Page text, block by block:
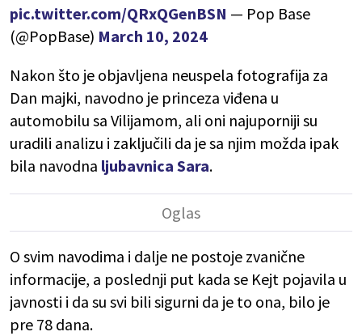
pic.twitter.com/QRxQGenBSN — Pop Base
(@PopBase) March 10, 2024
Nakon što je objavljena neuspela fotografija za
Dan majki, navodno je princeza viđena u
automobilu sa Vilijamom, ali oni najuporniji su
uradili analizu i zaključili da je sa njim možda ipak
bila navodna ljubavnica Sara.
O svim navodima i dalje ne postoje zvanične
informacije, a poslednji put kada se Kejt pojavila u
javnosti i da su svi bili sigurni da je to ona, bilo je
pre 78 dana.